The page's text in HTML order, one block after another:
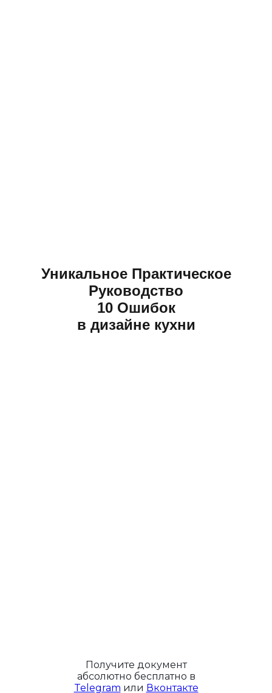
Уникальное Практическое
Руководство
10 Ошибок
в дизайне кухни
Получите документ
абсолютно бесплатно в
Telegram или Вконтакте